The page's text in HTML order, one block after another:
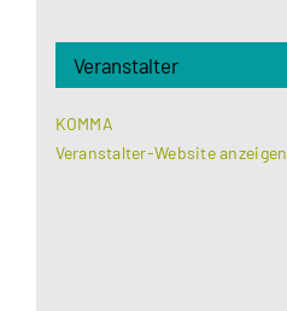
Veranstalter
KOMMA
Veranstalter-Website anzeigen